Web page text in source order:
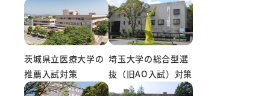
茨城県立医療大学の
推薦入試対策
埼玉大学の総合型選
抜（旧AO入試）対策